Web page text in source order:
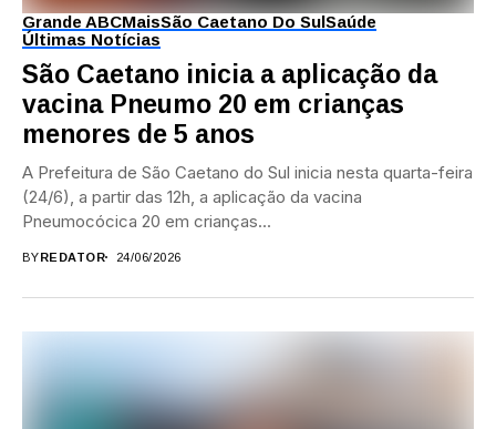
Grande ABCMaisSão Caetano Do SulSaúde
Últimas Notícias
São Caetano inicia a aplicação da
vacina Pneumo 20 em crianças
menores de 5 anos
A Prefeitura de São Caetano do Sul inicia nesta quarta-feira
(24/6), a partir das 12h, a aplicação da vacina
Pneumocócica 20 em crianças...
BYREDATOR 24/06/2026